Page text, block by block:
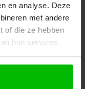
en analyse. Deze
met andere
of die ze hebben
hun services.
is een praktische
Met de handmatige
Afwisselen tussen